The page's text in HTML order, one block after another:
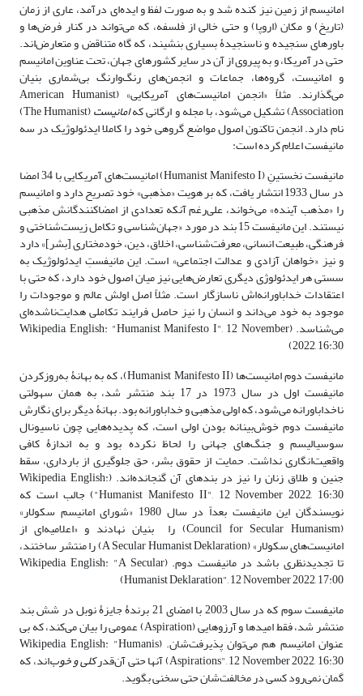
امانیسم از زمین نیز کنده شد و به صورت لفظ و ایده‌ای درآمد، عاری از زمان
(تاریخ) و مکان (اروپا) و حتی خالی از فلسفه، که می‌تواند در کنار فرض‌ها و
باورهای سنجیده و ناسنجیدۀ بسیاری بنشیند، که گاه متناقض و متعارض‌اند.
حتی در آمریکا، و به پیروی از آن در سایر کشورهای جهان، تحت عناوین امانیسم
و امانیست، گروه‌ها، جماعات و انجمن‌های رنگ‌وارنگ بی‌شماری بنیان
می‌گذارند. مثلاً «انجمن امانیست‌های آمریکایی» (American Humanist
Association) تشکیل می‌شود، با مجله و ارگانی که امانیست (The Humanist)
نام دارد. انجمن تاکنون اصول مواضع گروهی خود را کاملا ایدئولوژیک در سه
مانیفست اعلام کرده است:
مانیفست نخستینِ (Humanist Manifesto I) امانیست‌های آمریکایی با 34 امضا
در سال 1933 انتشار یافت، که بر هویت «مذهبی» خود تصریح ‌دارد و امانیسم
را «مذهب آینده» می‌خواند، علی‌رغم آنکه تعدادی از امضا‌کنندگانش مذهبی
نیستند. این مانیفست 15 بند در مورد «جهان‌شناسی و تکامل زیست‌شناختی و
فرهنگی، طبیعت انسانی، معرفت‌شناسی، اخلاق، دین، خودمختاری [بشر]» دارد
و نیز «خواهان آزادی و عدالت اجتماعی» است. این مانیفستِ ایدئولوژیک به
سستی هر ایدئولوژی دیگری تعارض‌هایی نیز میان اصول خود دارد، که حتی با
اعتقادات خداباورانه‌اش ناسازگار است. مثلاً اصل اولش عالم و موجودات را
موجود به خود می‌داند و انسان را نیز حاصل فرایند تکاملی هدایت‌ناشده‌ای
می‌شناسد. (Wikipedia, English: "Humanist Manifesto I", 12 November
2022, 16:30)
مانیفست دوم امانیست‌ها (Humanist Manifesto II)، که به بهانۀ به‌روزکردن
مانیفست اول در سال 1973 در 17 بند منتشر شد، به همان سهولتی
ناخداباورانه می‌شود، که اولی مذهبی و خداباورانه بود. بهانۀ دیگر برای نگارش
مانیفست دوم خوش‌بینانه بودن اولی‌ است، که پدیده‌هایی چون ناسیونال
سوسیالیسم و جنگ‌های جهانی را لحاظ نکرده بود و به اندازۀ کافی
واقعیت‌انگاری نداشت. حمایت از حقوق بشر، حق جلوگیری از بارداری، سقط
جنین و طلاق زنان را نیز در بندهای آن گنجانده‌اند. (Wikipedia, English:
"Humanist Manifesto II", 12 November 2022, 16:30) جالب است که
نویسندگان این مانیفست بعداً در سال 1980 «شورای امانیسم سکولار»
(Council for Secular Humanism) را بنیان نهادند و «اعلامیه‌ای از
امانیست‌های سکولار» (A Secular Humanist Deklaration) را منتشر ساختند،
تا تجدیدنظری باشد در مانیفست دوم. (Wikipedia, English: "A Secular
Humanist Deklaration", 12 November 2022, 17:00)
مانیفست سوم که در سال 2003 با امضای 21 برندۀ جایزۀ نوبل در شش بند
منتشر شد، فقط امیدها و آرزوهایی (Aspiration) عمومی را بیان می‌کند، که بی
عنوان امانیسم هم می‌توان پذیرفت‌شان. (Wikipedia, English: "Humanis
Aspirations", 12 November 2022, 16:30) آنها حتی آن‌قدر کلی و خوب‌‌اند، که
گمان نمی‌رود کسی در مخالفت‌شان حتی سخنی بگوید.